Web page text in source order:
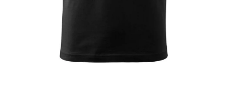
PROVIZNÍ SYSTÉM
Časté otázky